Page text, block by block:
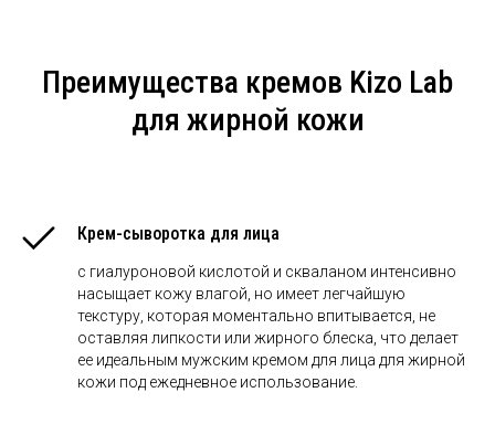
Преимущества кремов Kizo Lab
для жирной кожи
Крем-сыворотка для лица
с гиалуроновой кислотой и скваланом интенсивно
насыщает кожу влагой, но имеет легчайшую
текстуру, которая моментально впитывается, не
оставляя липкости или жирного блеска, что делает
ее идеальным мужским кремом для лица для жирной
кожи под ежедневное использование.